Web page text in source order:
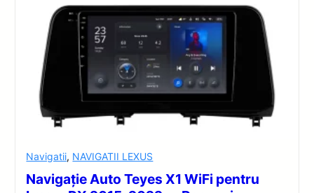
Navigatii, NAVIGATII LEXUS
Navigație Auto Teyes X1 WiFi pentru